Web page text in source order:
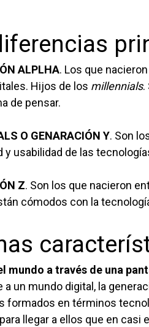
ALPLHA. Los que
Hijos de los millennials.
de pensar.
O GENARACIÓN Y. Son
y usabilidad de las
Z. Son los que nacieron
cómodos con la
mundo a través de una
a un mundo digital, la
formados en términos
llegar a ellos que en